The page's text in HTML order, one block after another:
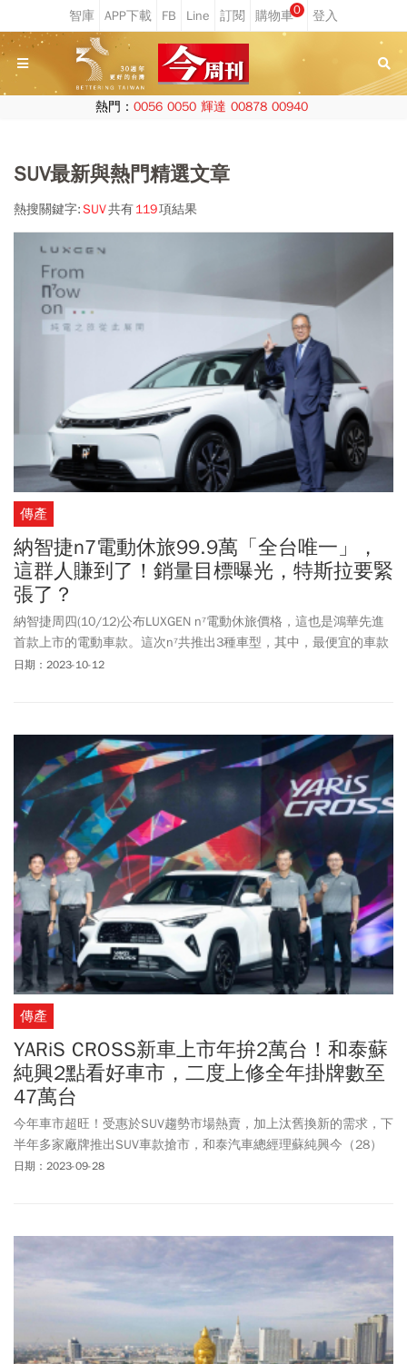
0
熱門： 0056 0050 輝達 00878 00940
SUV最新與熱門精選文章
熱搜關鍵字:SUV共有119項結果
傳產
納智捷n7電動休旅99.9萬「全台唯一」，
這群人賺到了！銷量目標曝光，特斯拉要緊
張了？
納智捷周四(10/12)公布LUXGEN n⁷電動休旅價格，這也是鴻華先進
首款上市的電動車款。這次n⁷共推出3種車型，其中，最便宜的車款
預購價99.9萬元，成為目前台灣市場唯一百萬有找的電動車。納智
日期：2023-10-12
傳產
YARiS CROSS新車上市年拚2萬台！和泰蘇
純興2點看好車市，二度上修全年掛牌數至
47萬台
今年車市超旺！受惠於SUV趨勢市場熱賣，加上汰舊換新的需求，下
半年多家廠牌推出SUV車款搶市，和泰汽車總經理蘇純興今（28）
日再上修全年掛牌數至47萬台，和泰旗下全品牌維持年掛牌數逾16
日期：2023-09-28